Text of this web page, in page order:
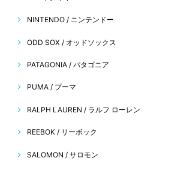
NINTENDO / ニンテンドー
ODD SOX / オッドソックス
PATAGONIA / パタゴニア
PUMA / プーマ
RALPH LAUREN / ラルフ ローレン
REEBOK / リーボック
SALOMON / サロモン